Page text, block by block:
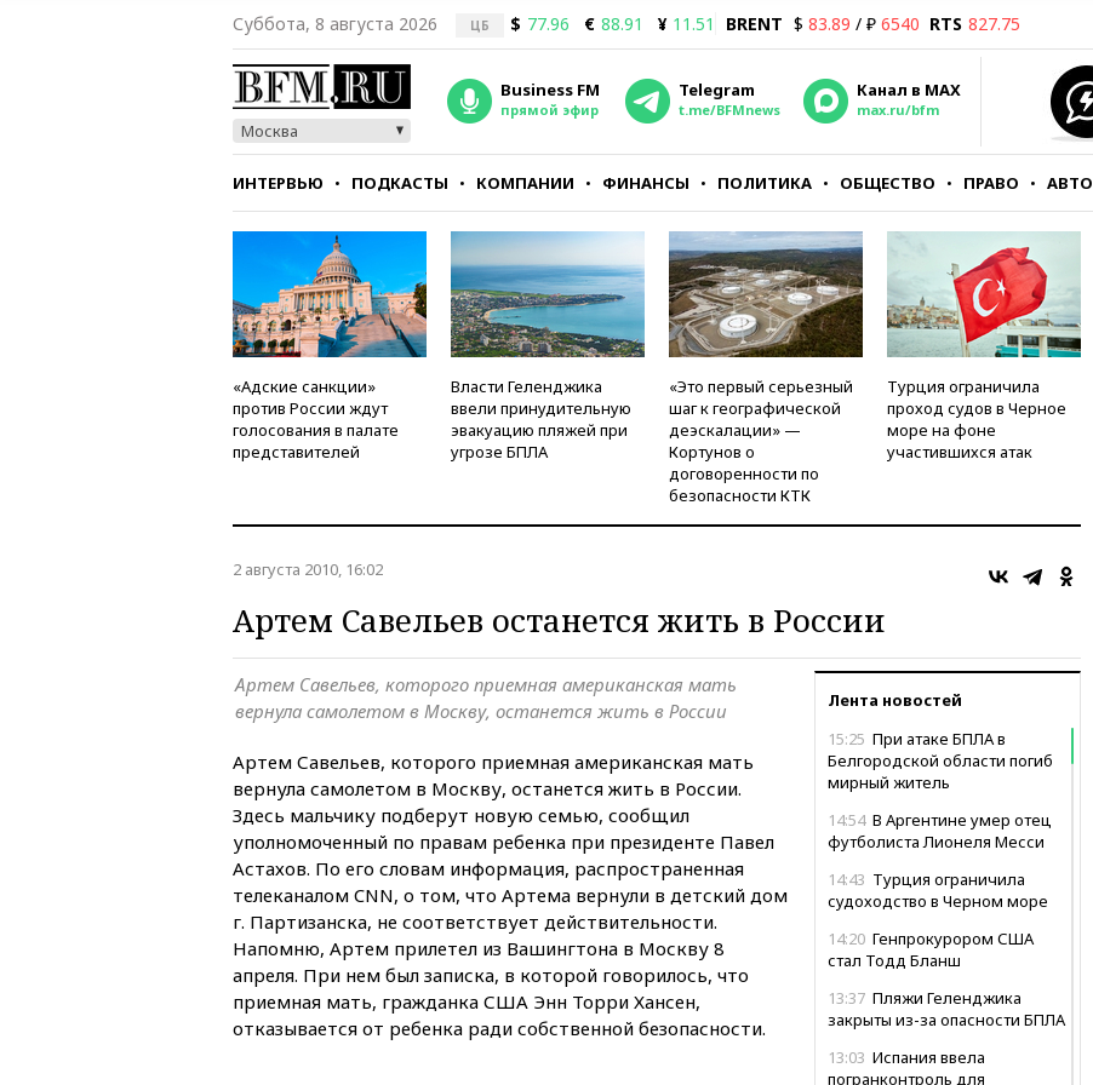
Суббота, 8 августа 2026 ЦБ $ 77.96 € 88.91 ¥ 11.51 BRENT $ 83.89 / ₽ 6540 RTS 827.75
Москва
Business FM
прямой эфир
Telegram
t.me/BFMnews
Канал в MAX
max.ru/bfm
ИНТЕРВЬЮ ПОДКАСТЫ КОМПАНИИ ФИНАНСЫ ПОЛИТИКА ОБЩЕСТВО ПРАВО АВТО
СТИЛЬ ТЕСТЫ
«Адские санкции»
против России ждут
голосования в палате
представителей
Власти Геленджика
ввели принудительную
эвакуацию пляжей при
угрозе БПЛА
«Это первый серьезный
шаг к географической
деэскалации» —
Кортунов о
договоренности по
безопасности КТК
Турция ограничила
проход судов в Черное
море на фоне
участившихся атак
2 августа 2010, 16:02
Артем Савельев останется жить в России
Лента новостей
15:25 При атаке БПЛА в
Белгородской области погиб
мирный житель
14:54 В Аргентине умер отец
футболиста Лионеля Месси
14:43 Турция ограничила
судоходство в Черном море
14:20 Генпрокурором США
стал Тодд Бланш
13:37 Пляжи Геленджика
закрыты из-за опасности БПЛА
13:03 Испания ввела
погранконтроль для
Артем Савельев, которого приемная американская мать
вернула самолетом в Москву, останется жить в России
Артем Савельев, которого приемная американская мать
вернула самолетом в Москву, останется жить в России.
Здесь мальчику подберут новую семью, сообщил
уполномоченный по правам ребенка при президенте Павел
Астахов. По его словам информация, распространенная
телеканалом CNN, о том, что Артема вернули в детский дом
г. Партизанска, не соответствует действительности.
Напомню, Артем прилетел из Вашингтона в Москву 8
апреля. При нем был записка, в которой говорилось, что
приемная мать, гражданка США Энн Торри Хансен,
отказывается от ребенка ради собственной безопасности.